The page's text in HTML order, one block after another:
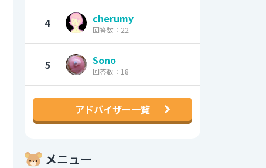
4 cherumy
回答数：22
5 Sono
回答数：18
アドバイザー一覧
メニュー